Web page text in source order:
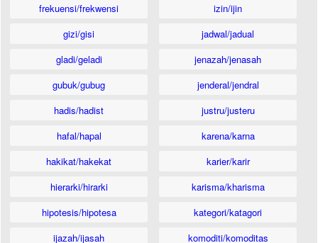
frekuensi/frekwensi
gizi/gisi
gladi/geladi
gubuk/gubug
hadis/hadist
hafal/hapal
hakikat/hakekat
hierarki/hirarki
hipotesis/hipotesa
ijazah/ijasah
izin/ijin
jadwal/jadual
jenazah/jenasah
jenderal/jendral
justru/justeru
karena/karna
karier/karir
karisma/kharisma
kategori/katagori
komoditi/komoditas